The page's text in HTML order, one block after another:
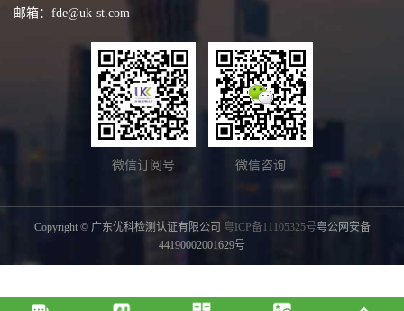
邮箱：fde@uk-st.com
微信订阅号 微信咨询
Copyright © 广东优科检测认证有限公司 粤ICP备11105325号粤公网安备
44190002001629号